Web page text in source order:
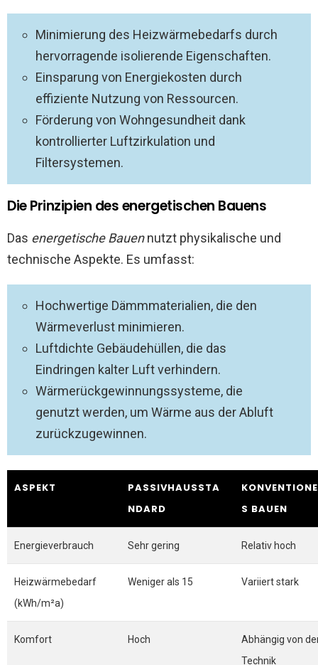
Minimierung des Heizwärmebedarfs durch
hervorragende isolierende Eigenschaften.
Einsparung von Energiekosten durch
effiziente Nutzung von Ressourcen.
Förderung von Wohngesundheit dank
kontrollierter Luftzirkulation und
Filtersystemen.
Die Prinzipien des energetischen Bauens
Das energetische Bauennutzt physikalische und
technische Aspekte. Es umfasst:
Hochwertige Dämmmaterialien, die den
Wärmeverlust minimieren.
Luftdichte Gebäudehüllen, die das
Eindringen kalter Luft verhindern.
Wärmerückgewinnungssysteme, die
genutzt werden, um Wärme aus der Abluft
zurückzugewinnen.
ASPEKT
PASSIVHAUSSTA
NDARD
S BAUEN
Energieverbrauch Sehr gering Relativ hoch
Heizwärmebedarf
(kWh/m²a)
Weniger als 15 Variiert stark
Komfort Hoch
Abhängig von
Technik